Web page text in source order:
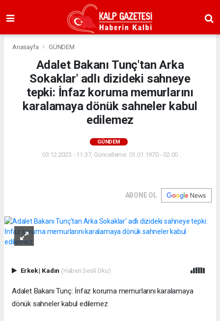
Anasayfa GÜNDEM
Adalet Bakanı Tunç'tan Arka
Sokaklar' adlı dizideki sahneye
tepki: İnfaz koruma memurlarını
karalamaya dönük sahneler kabul
edilemez
GÜNDEM
03.12.2023 - 11:37, Güncelleme: 01.01.1970 - 02:00
ABONE OL
Erkek| Kadın (Haberi Sesli Oku)
Adalet Bakanı Tunç: İnfaz koruma memurlarını karalamaya
dönük sahneler kabul edilemez